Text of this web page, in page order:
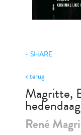
+ SHARE
< terug
Magritte,
René